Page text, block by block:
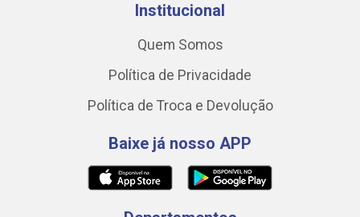
Institucional
Quem Somos
Política de Privacidade
Política de Troca e Devolução
Baixe já nosso APP